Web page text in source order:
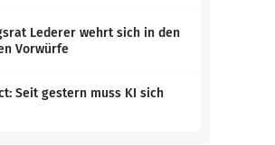
Lederer wehrt sich in den
Vorwürfe
Seit gestern muss KI sich